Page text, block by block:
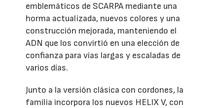
emblemáticos de SCARPA mediante una
horma actualizada, nuevos colores y una
construcción mejorada, manteniendo el
ADN que los convirtió en una elección de
confianza para vías largas y escaladas de
varios días.
Junto a la versión clásica con cordones, la
familia incorpora los nuevos HELIX V, con